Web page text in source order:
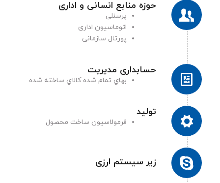
حوزه منابع انسانی و اداری
پرسنلی
اتوماسیون اداری
پورتال سازمانی
حسابداری مديريت
بهاي تمام شده كالاي ساخته شده
توليد
فرمولاسيون ساخت محصول
زير سيستم ارزی